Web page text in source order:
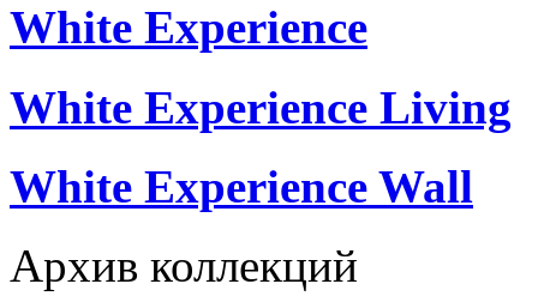
White Experience
White Experience Living
White Experience Wall
Архив коллекций